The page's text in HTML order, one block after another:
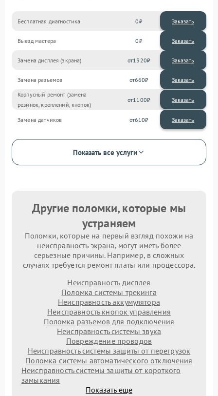
Бесплатная диагностика 0 Заказать
Выезд мастера 0 Заказать
Замена дисплея (экрана) 1320
Замена разъемов 660
Корпусный ремонт (замена
резинок, креплений, кнопок)
1100
Замена датчиков 610
Показать все услуги
Другие поломки, которые мы
устраняем
Поломки, которые на первый взгляд похожи на
неисправность экрана, могут иметь более
серьезные причины. Например, в сложных
случаях требуется ремонт платы или процессора.
Неисправность дисплея
Поломка системы трекинга
Неисправность аккумулятора
Неисправность кнопок управления
Поломка разъемов для подключения
Неисправность системы звука
Повреждение проводов
Неисправность системы защиты от перегрузок
Поломка системы автоматического отключения
Неисправность системы защиты от короткого
замыкания
Показать еще